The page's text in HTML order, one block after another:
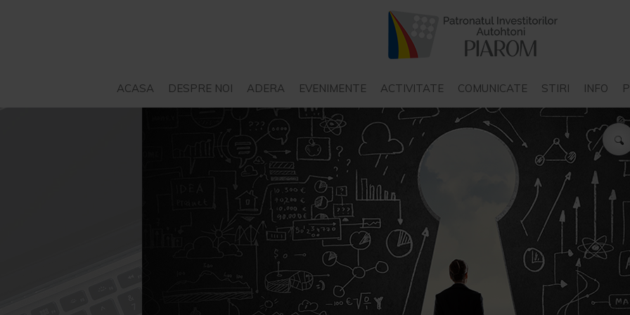
ACASA DESPRE NOI
SERVICII – CONSILIERE
ADERA EVENIMENTE ACTIVITATE COMUNICATE
COMUNICATE PIAROM
COMUNICATE ALE ALTOR
ORGANIZATII
COMUNICATE ALE
INSTITUTIILOR DE STAT
STIRI
STIRI
STIRI
INFO